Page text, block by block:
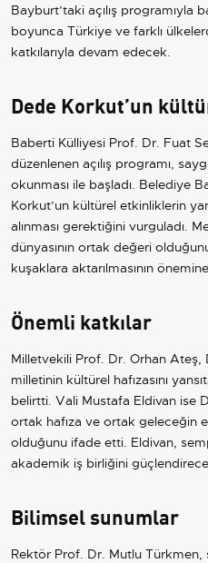
Bayburt’taki açılış programıyla
boyunca Türkiye ve farklı
katkılarıyla devam edecek.
Dede Korkut’un
Baberti Külliyesi Prof. Dr. Fuat
düzenlenen açılış programı,
okunması ile başladı. Belediye
Korkut’un kültürel etkinliklerin
alınması gerektiğini vurguladı.
dünyasının ortak değeri
kuşaklara aktarılmasının
Önemli katkılar
Milletvekili Prof. Dr. Orhan
milletinin kültürel hafızasını
belirtti. Vali Mustafa Eldivan ise
ortak hafıza ve ortak geleceğin
olduğunu ifade etti. Eldivan,
akademik iş birliğini
Bilimsel sunumlar
Rektör Prof. Dr. Mutlu